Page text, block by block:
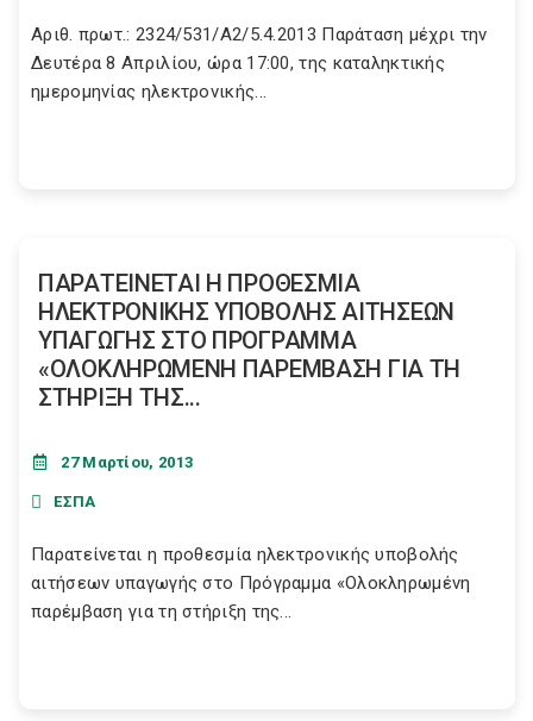
Αριθ. πρωτ.: 2324/531/Α2/5.4.2013 Παράταση μέχρι την
Δευτέρα 8 Απριλίου, ώρα 17:00, της καταληκτικής
ημερομηνίας ηλεκτρονικής...
ΠΑΡΑΤΕΙΝΕΤΑΙ Η ΠΡΟΘΕΣΜΙΑ
ΗΛΕΚΤΡΟΝΙΚΗΣ ΥΠΟΒΟΛΗΣ ΑΙΤΗΣΕΩΝ
ΥΠΑΓΩΓΗΣ ΣΤΟ ΠΡΟΓΡΑΜΜΑ
«ΟΛΟΚΛΗΡΩΜΕΝΗ ΠΑΡΕΜΒΑΣΗ ΓΙΑ ΤΗ
ΣΤΗΡΙΞΗ ΤΗΣ...
27 Μαρτίου, 2013
ΕΣΠΑ
Παρατείνεται η προθεσμία ηλεκτρονικής υποβολής
αιτήσεων υπαγωγής στο Πρόγραμμα «Ολοκληρωμένη
παρέμβαση για τη στήριξη της...